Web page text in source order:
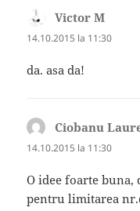
Victor M
14.10.2015 la 11:30
da. asa da!
Ciobanu
14.10.2015 la 11:30
O idee foarte buna,
pentru limitarea